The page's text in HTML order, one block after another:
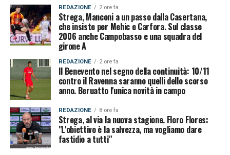
REDAZIONE 2 ore fa
Strega, Manconi a un passo dalla Casertana,
che insiste per Mehic e Carfora. Sul classe
2006 anche Campobasso e una squadra del
girone A
REDAZIONE 2 ore fa
Il Benevento nel segno della continuità: 10/11
contro il Ravenna saranno quelli dello scorso
anno. Beruatto l'unica novità in campo
REDAZIONE 8 ore fa
Strega, al via la nuova stagione. Floro Flores:
"L'obiettivo è la salvezza, ma vogliamo dare
fastidio a tutti"